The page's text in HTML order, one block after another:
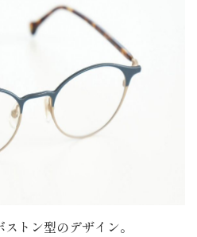
トン型のデザイン。